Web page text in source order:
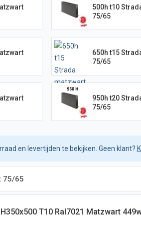
500h t10
75/65
650h t15
75/65
950h t20
75/65
en levertijden te bekijken. Geen klant?
75/65
T10 Ral7021 Matzwart